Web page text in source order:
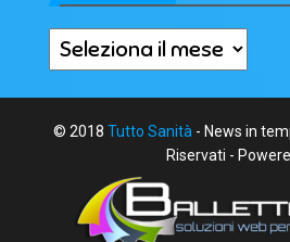
Archivi
© 2018 Tutto Sanità - News in
Riservati -